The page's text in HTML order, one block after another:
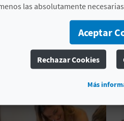
TE
las absolutamente
Aceptar
Rechazar Cookies
Más